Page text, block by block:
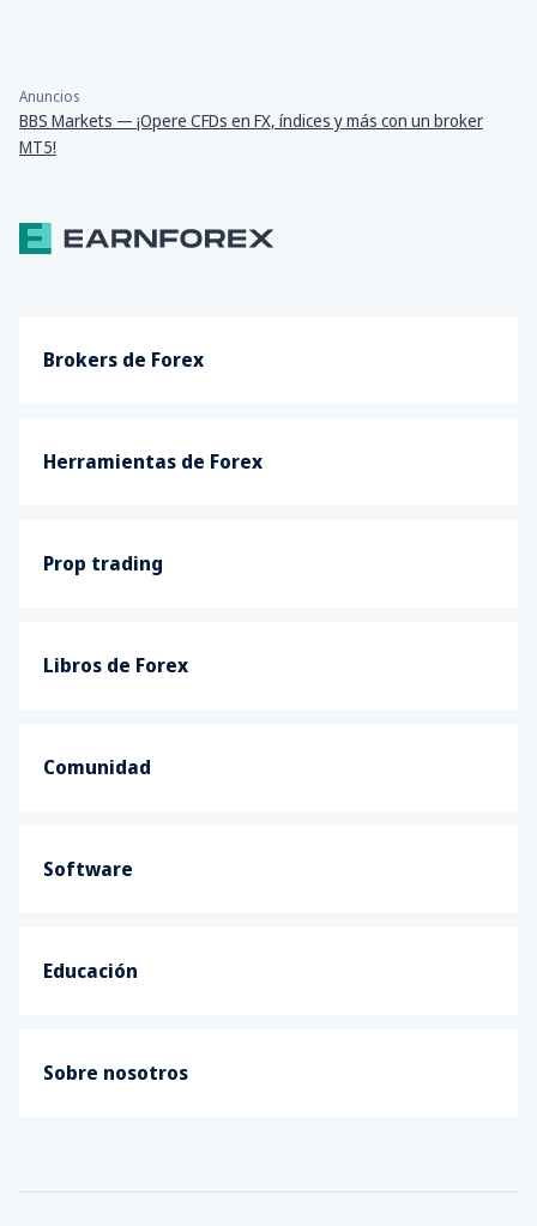
Anuncios
BBS Markets — ¡Opere CFDs en FX, índices y más con un broker
MT5!
Brokers de Forex
Herramientas de Forex
Prop trading
Libros de Forex
Comunidad
Software
Educación
Sobre nosotros